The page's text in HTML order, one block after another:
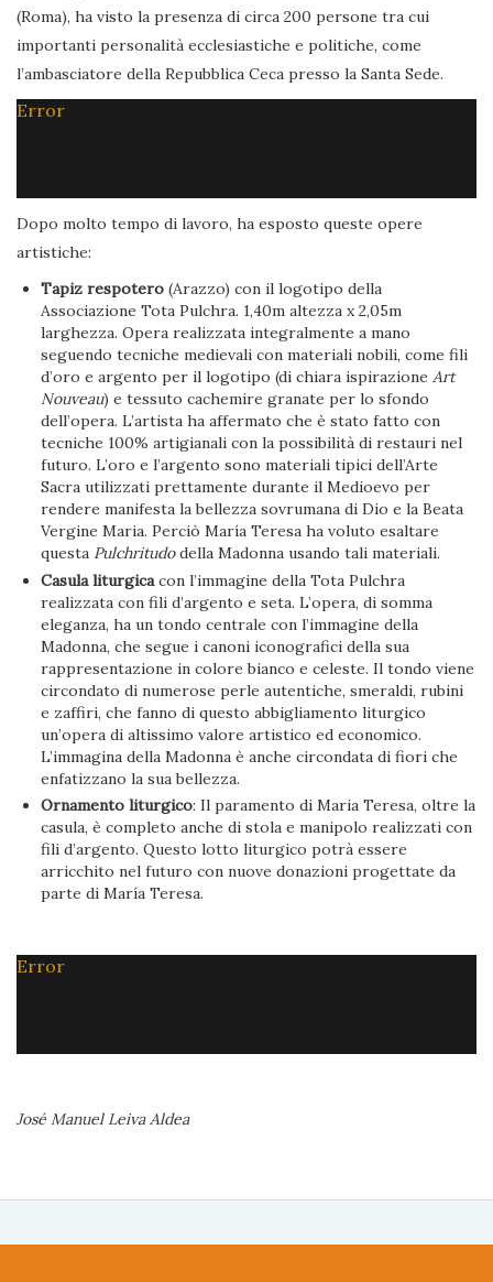
(Roma), ha visto la presenza di circa 200 persone tra cui
importanti personalità ecclesiastiche e politiche, come
l’ambasciatore della Repubblica Ceca presso la Santa Sede.
Error
Dopo molto tempo di lavoro, ha esposto queste opere
artistiche:
Tapiz respotero (Arazzo) con il logotipo della
Associazione Tota Pulchra. 1,40m altezza x 2,05m
larghezza. Opera realizzata integralmente a mano
seguendo tecniche medievali con materiali nobili, come fili
d’oro e argento per il logotipo (di chiara ispirazioneArt
Nouveau) e tessuto cachemire granate per lo sfondo
dell’opera. L’artista ha affermato che è stato fatto con
tecniche 100% artigianali con la possibilità di restauri nel
futuro. L’oro e l’argento sono materiali tipici dell’Arte
Sacra utilizzati prettamente durante il Medioevo per
rendere manifesta la bellezza sovrumana di Dio e la Beata
Vergine Maria. Perciò María Teresa ha voluto esaltare
questa Pulchritudodella Madonna usando tali materiali.
Casula liturgicacon l’immagine della Tota Pulchra
realizzata con fili d’argento e seta. L’opera, di somma
eleganza, ha un tondo centrale con l’immagine della
Madonna, che segue i canoni iconografici della sua
rappresentazione in colore bianco e celeste. Il tondo viene
circondato di numerose perle autentiche, smeraldi, rubini
e zaffiri, che fanno di questo abbigliamento liturgico
un’opera di altissimo valore artistico ed economico.
L’immagina della Madonna è anche circondata di fiori che
enfatizzano la sua bellezza.
Ornamento liturgico: Il paramento di Maria Teresa, oltre la
casula, è completo anche di stola e manipolo realizzati con
fili d’argento. Questo lotto liturgico potrà essere
arricchito nel futuro con nuove donazioni progettate da
parte di María Teresa.
Error
José Manuel Leiva Aldea